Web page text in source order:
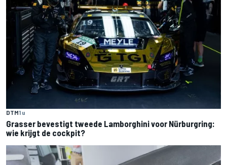
DTM1 u
Grasser bevestigt tweede Lamborghini voor Nürburgring:
wie krijgt de cockpit?